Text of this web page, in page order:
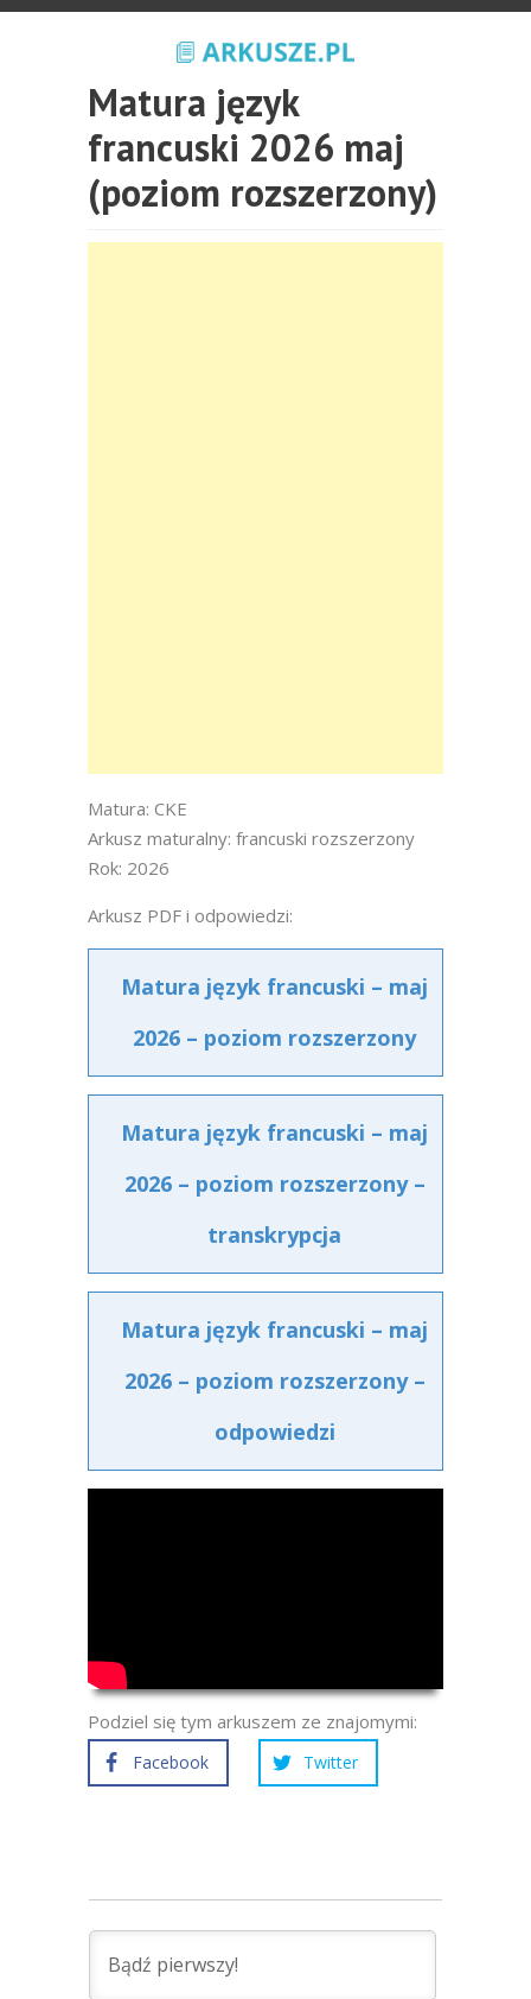
Matura język
francuski 2026 maj
(poziom rozszerzony)
Matura: CKE
Arkusz maturalny: francuski rozszerzony
Rok: 2026
Arkusz PDF i odpowiedzi:
Matura język francuski – maj
2026 – poziom rozszerzony
Matura język francuski – maj
2026 – poziom rozszerzony –
transkrypcja
Matura język francuski – maj
2026 – poziom rozszerzony –
odpowiedzi
Podziel się tym arkuszem ze znajomymi:
Facebook Twitter